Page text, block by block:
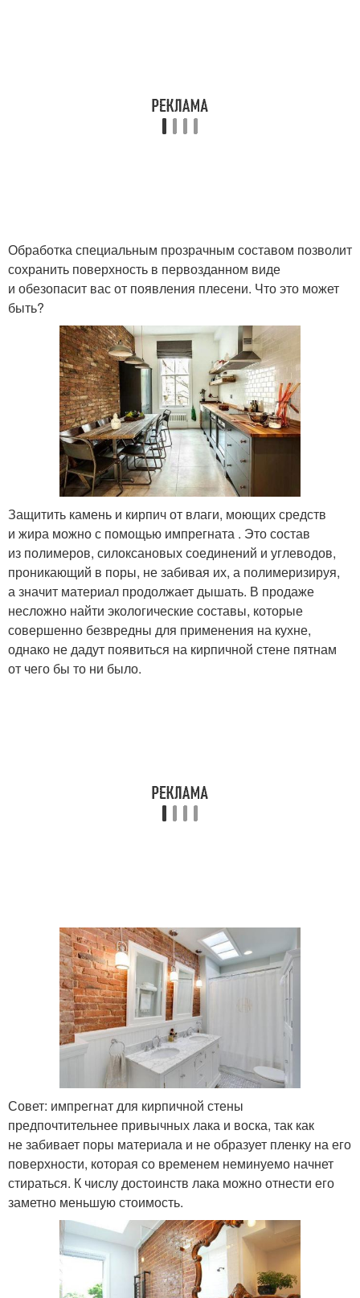
Обработка специальным прозрачным составом позволит
сохранить поверхность в первозданном виде
и обезопасит вас от появления плесени. Что это может
быть?
Защитить камень и кирпич от влаги, моющих средств
и жира можно с помощью импрегната . Это состав
из полимеров, силоксановых соединений и углеводов,
проникающий в поры, не забивая их, а полимеризируя,
а значит материал продолжает дышать. В продаже
несложно найти экологические составы, которые
совершенно безвредны для применения на кухне,
однако не дадут появиться на кирпичной стене пятнам
от чего бы то ни было.
Совет: импрегнат для кирпичной стены
предпочтительнее привычных лака и воска, так как
не забивает поры материала и не образует пленку на его
поверхности, которая со временем неминуемо начнет
стираться. К числу достоинств лака можно отнести его
заметно меньшую стоимость.